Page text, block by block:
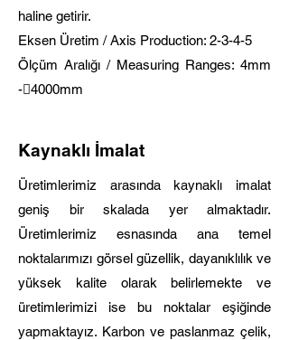
haline getirir.
Eksen Üretim / Axis Production: 2-3-4-5
Ölçüm Aralığı / Measuring Ranges: 4mm
-􀂁4000mm
Kaynaklı İmalat
Üretimlerimiz arasında kaynaklı imalat
geniş bir skalada yer almaktadır.
Üretimlerimiz esnasında ana temel
noktalarımızı görsel güzellik, dayanıklılık ve
yüksek kalite olarak belirlemekte ve
üretimlerimizi ise bu noktalar eşiğinde
yapmaktayız. Karbon ve paslanmaz çelik,